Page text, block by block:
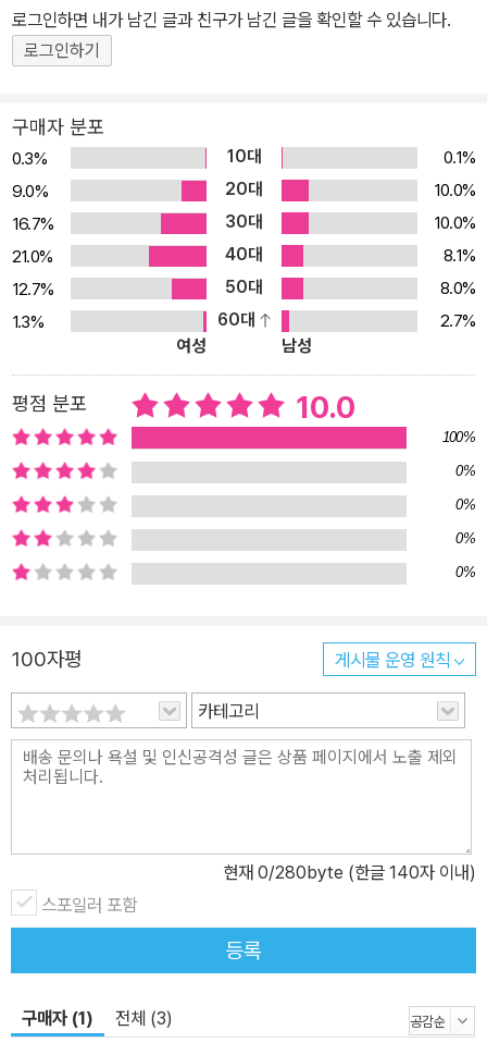
한 세심한 배려가 돋보인다. ‘엑셀 편’에서는 데이터 정리는 물론, 견
적서 만드는 방법, 수식과 함수 사용법, 피벗 테이블 만들기, 차트 만
들기까지 배울 수 있다. ‘파워포인트 편’에서는 슬라이드의 기본 사용
까지 담았다. ‘워드&한글 편’에서는 보고서 만들기에서 알아야 할 스
타일 설정부터 인쇄하는 방법까지 다룬다. 한 번 배울 때 제대로 배워
야 하는 법! 실무 경험이 없다면 실제 업무에서 오피스 프로그램을 어
떻게 활용하는지 배우는 시간이 될 것이며, 지금 실무를 하고 있다면
기본기를 더 탄탄하게 익힐 수 있을 것이다. 이 책, 이런 분들께 딱 좋
습니다! - 첫 출근을 앞둔 신입사원 - 발표 준비 때문에 어제도 고생한
프로 야근러 - 부하 직원 고생시키지 않으려고 프로그램을 배우려는
착한 부장님 - 자격증 공부는 했지만 실무에서는 프로그램이 어떻게
쓰이는지 모르는 취준생 총 조회수 1,500만! 구독자 12만! 유튜브 ‘짤
막한 강좌’ 한쌤의 명불허전 강의를 책으로 만난다! “유튜브를 재미로
보지 않고, 배우려고 보는 거는 이분이 유일합니다.” “강사님 혹시 어
디 사세요? 그쪽으로 매일 아침 절하면서 하루를 시작하겠습니다.”
수많은 간증(?) 댓글을 낳은 바로 그 강의! ‘짤막한 강좌’의 두 번째
책이 나왔습니다! ‘일하는 사람과 상황’을 배경으로 한 현실 예제를 무
려 256개 동영상 강의와 함께 담았습니다. 대학은 물론 공공 기관,
공기업, 사기업 등에서 강의 경력 20년! 회사에서 날고 기는 부장님,
대리, 과장급은 물론 사수가 없어 고생인 신입사원들에게도 이 책은
256개와 함께 배우는 신개념 입문서! 수많은 직장인이 돈 내고 듣는
고품격 강의를 무료로! 유료로 듣는 온라인 클래스가 부담스럽다면
주목! 사무 업무에 필요한 오피스 프로그램 사용법을 학습하는 데 도
을 앞뒤로 넘기며 찾지 않아도 되니 편하게 보고 문제를 빠르게 해결
하세요! 실무자들의 고민을 해결하기 위해 이 책을 집필했어요! 진짜
일하는 순서대로 제대로 배우는 오피스 입문서! ‘짤막한 강좌’ 한정희
선생님은 오피스 프로그램의 기능을 알아도 실무에 활용하기 어려워
피스 강의에서 실무자들이 가장 많이 질문한 내용과 실무에서 실제로
로그인하면 내가 남긴 글과 친구가 남긴 글을 확인할 수 있습니다.
로그인하기
구매자 분포
0.3% 10대
0.1%
9.0%
20대
10.0%
16.7%
30대
10.0%
21.0%
40대
8.1%
12.7%
50대
8.0%
1.3%
60대
2.7%
여성
남성
평점 분포 10.0
100%
0%
0%
0%
0%
100자평 게시물 운영 원칙
카테고리
현재 0/280byte (한글 140자 이내)
스포일러 포함
등록
구매자 (1) 전체 (3)